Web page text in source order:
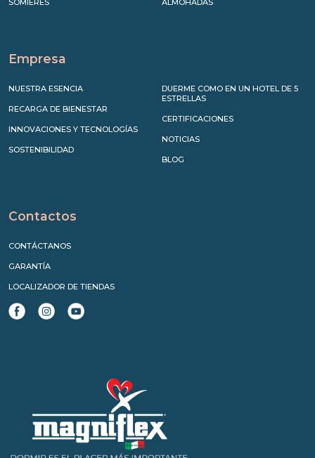
SOMIERES ALMOHADAS
Empresa
NUESTRA ESENCIA
RECARGA DE BIENESTAR
INNOVACIONES Y TECNOLOGÍAS
SOSTENIBILIDAD
DUERME COMO EN UN HOTEL DE 5
ESTRELLAS
CERTIFICACIONES
NOTICIAS
BLOG
Contactos
CONTÁCTANOS
GARANTÍA
LOCALIZADOR DE TIENDAS